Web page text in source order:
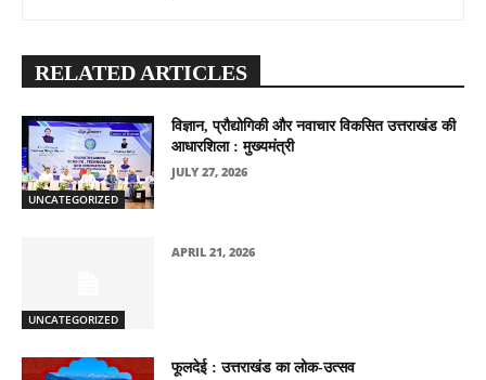
RELATED ARTICLES
UNCATEGORIZED
विज्ञान, प्रौद्योगिकी और नवाचार विकसित उत्तराखंड की
आधारशिला : मुख्यमंत्री
JULY 27, 2026
UNCATEGORIZED
APRIL 21, 2026
फूलदेई : उत्तराखंड का लोक-उत्सव